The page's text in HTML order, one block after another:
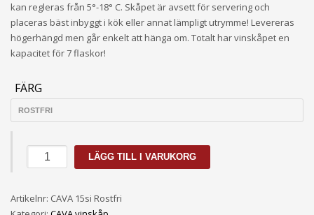
kan regleras från 5°-18° C. Skåpet är avsett för servering och
placeras bäst inbyggt i kök eller annat lämpligt utrymme! Levereras
högerhängd men går enkelt att hänga om. Totalt har vinskåpet en
kapacitet för 7 flaskor!
FÄRG
Vinkyl
CAVA
mängd
LÄGG TILL I VARUKORG
Artikelnr: CAVA 15si Rostfri